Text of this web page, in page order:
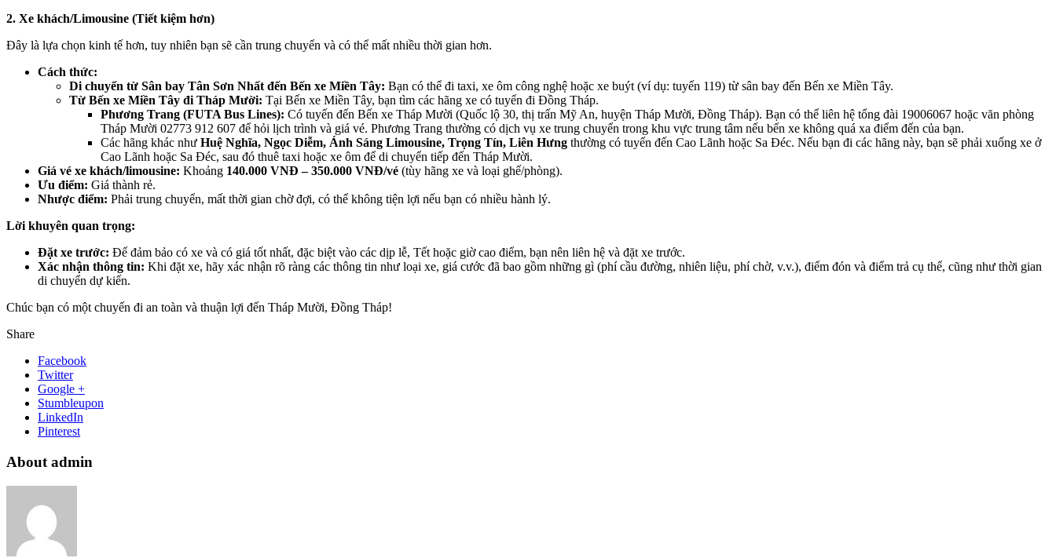
2. Xe khách/Limousine (Tiết kiệm hơn)
Đây là lựa chọn kinh tế hơn, tuy nhiên bạn sẽ cần trung chuyển và có thể mất nhiều thời gian hơn.
Cách thức:
Di chuyển từ Sân bay Tân Sơn Nhất đến Bến xe Miền Tây: Bạn có thể đi taxi, xe ôm công nghệ hoặc xe buýt (ví dụ: tuyến 119) từ sân bay đến Bến xe Miền Tây.
Từ Bến xe Miền Tây đi Tháp Mười: Tại Bến xe Miền Tây, bạn tìm các hãng xe có tuyến đi Đồng Tháp.
Phương Trang (FUTA Bus Lines): Có tuyến đến Bến xe Tháp Mười (Quốc lộ 30, thị trấn Mỹ An, huyện Tháp Mười, Đồng Tháp). Bạn có thể liên hệ tổng đài 19006067 hoặc văn phòng
Tháp Mười 02773 912 607 để hỏi lịch trình và giá vé. Phương Trang thường có dịch vụ xe trung chuyển trong khu vực trung tâm nếu bến xe không quá xa điểm đến của bạn.
Các hãng khác như Huệ Nghĩa, Ngọc Diễm, Ánh Sáng Limousine, Trọng Tín, Liên Hưng thường có tuyến đến Cao Lãnh hoặc Sa Đéc. Nếu bạn đi các hãng này, bạn sẽ phải xuống xe ở
Cao Lãnh hoặc Sa Đéc, sau đó thuê taxi hoặc xe ôm để di chuyển tiếp đến Tháp Mười.
Giá vé xe khách/limousine: Khoảng 140.000 VNĐ – 350.000 VNĐ/vé (tùy hãng xe và loại ghế/phòng).
Ưu điểm: Giá thành rẻ.
Nhược điểm: Phải trung chuyển, mất thời gian chờ đợi, có thể không tiện lợi nếu bạn có nhiều hành lý.
Lời khuyên quan trọng:
Đặt xe trước: Để đảm bảo có xe và có giá tốt nhất, đặc biệt vào các dịp lễ, Tết hoặc giờ cao điểm, bạn nên liên hệ và đặt xe trước.
Xác nhận thông tin: Khi đặt xe, hãy xác nhận rõ ràng các thông tin như loại xe, giá cước đã bao gồm những gì (phí cầu đường, nhiên liệu, phí chờ, v.v.), điểm đón và điểm trả cụ thể, cũng như thời gian
di chuyển dự kiến.
Chúc bạn có một chuyến đi an toàn và thuận lợi đến Tháp Mười, Đồng Tháp!
Share
Facebook
Twitter
Google +
Stumbleupon
LinkedIn
Pinterest
About admin